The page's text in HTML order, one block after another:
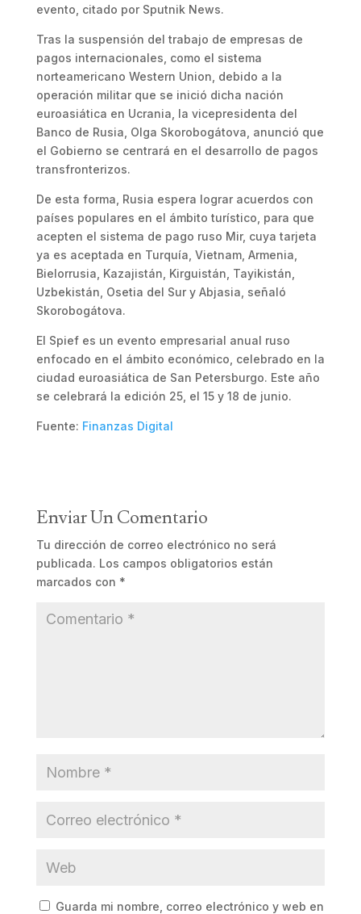
evento, citado por Sputnik News.
Tras la suspensión del trabajo de empresas de
pagos internacionales, como el sistema
norteamericano Western Union, debido a la
operación militar que se inició dicha nación
euroasiática en Ucrania, la vicepresidenta del
Banco de Rusia, Olga Skorobogátova, anunció que
el Gobierno se centrará en el desarrollo de pagos
transfronterizos.
De esta forma, Rusia espera lograr acuerdos con
países populares en el ámbito turístico, para que
acepten el sistema de pago ruso Mir, cuya tarjeta
ya es aceptada en Turquía, Vietnam, Armenia,
Bielorrusia, Kazajistán, Kirguistán, Tayikistán,
Uzbekistán, Osetia del Sur y Abjasia, señaló
Skorobogátova.
El Spief es un evento empresarial anual ruso
enfocado en el ámbito económico, celebrado en la
ciudad euroasiática de San Petersburgo. Este año
se celebrará la edición 25, el 15 y 18 de junio.
Fuente: Finanzas Digital
Enviar Un Comentario
Tu dirección de correo electrónico no será
publicada. Los campos obligatorios están
marcados con *
Guarda mi nombre, correo electrónico y web en